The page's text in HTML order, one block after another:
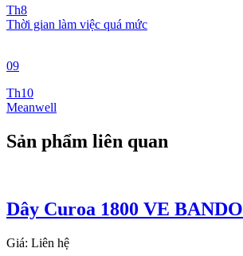
Th8
Thời gian làm việc quá mức
09
Th10
Meanwell
Sản phẩm liên quan
Dây Curoa 1800 VE BANDO
Giá: Liên hệ